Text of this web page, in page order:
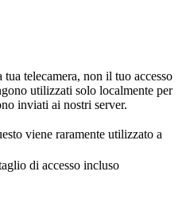
telecamera, non il tuo accesso
utilizzati solo localmente per
inviati ai nostri server.
viene raramente utilizzato a
di accesso incluso